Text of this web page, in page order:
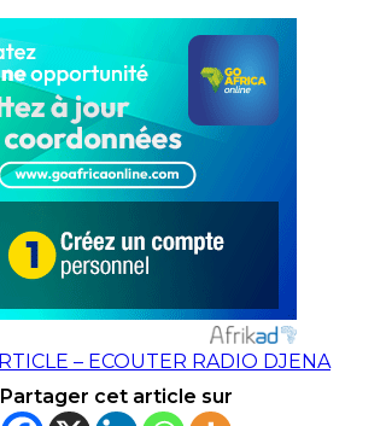
Partager cet article sur